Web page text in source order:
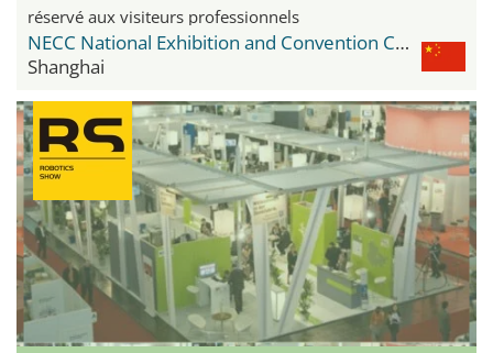
réservé aux visiteurs professionnels
NECC National Exhibition and Convention Center
Shanghai